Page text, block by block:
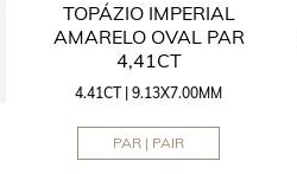
TOPÁZIO IMPERIAL
AMARELO OVAL PAR
4,41CT
4.41CT | 9.13X7.00MM
PAR | PAIR